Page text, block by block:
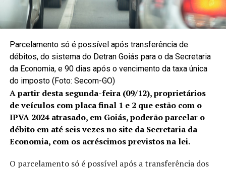
Parcelamento só é possível após transferência de
débitos, do sistema do Detran Goiás para o da Secretaria
da Economia, e 90 dias após o vencimento da taxa única
do imposto (Foto: Secom-GO)
A partir desta segunda-feira (09/12), proprietários
de veículos com placa final 1 e 2 que estão com o
IPVA 2024 atrasado, em Goiás, poderão parcelar o
débito em até seis vezes no site da Secretaria da
Economia, com os acréscimos previstos na lei.
O parcelamento só é possível após a transferência dos